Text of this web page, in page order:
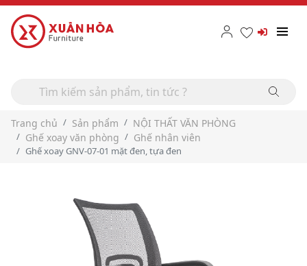
Trang chủ Sản phẩm
NỘI THẤT VĂN PHÒNG
Ghế xoay văn phòng
Ghế nhân viên
Ghế xoay GNV-07-01 mặt đen, tựa đen